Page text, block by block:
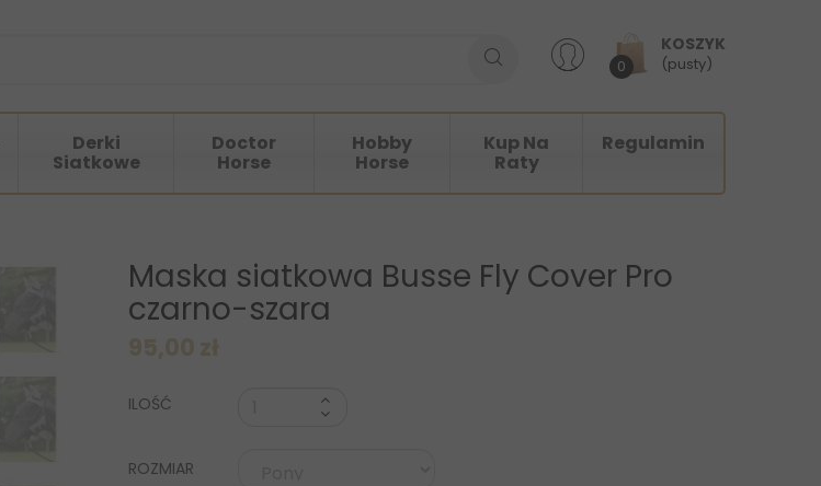
KOSZYK
0 (pusty)
Derki
Siatkowe
Doctor
Horse
Hobby
Horse
Kup Na
Raty
Regulamin
Maska siatkowa Busse Fly Cover Pro
czarno-szara
ILOŚĆ
ROZMIAR